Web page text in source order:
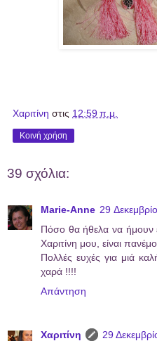
Χαριτίνη στις 12:59 π.μ.
Κοινή χρήση
39 σχόλια:
Marie-Anne 29
Πόσο θα ήθελα να ήμουν
Χαριτίνη μου, είναι
Πολλές ευχές για μιά
χαρά !!!!
Απάντηση
Χαριτίνη
29